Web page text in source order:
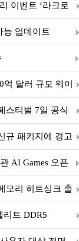
이벤트 ‘라크로
능 업데이트
달러 규모 웨이
스티벌 7일 공식
규 패키지에 경고
AI Games 오픈
모리 히트싱크 출
리트 DDR5